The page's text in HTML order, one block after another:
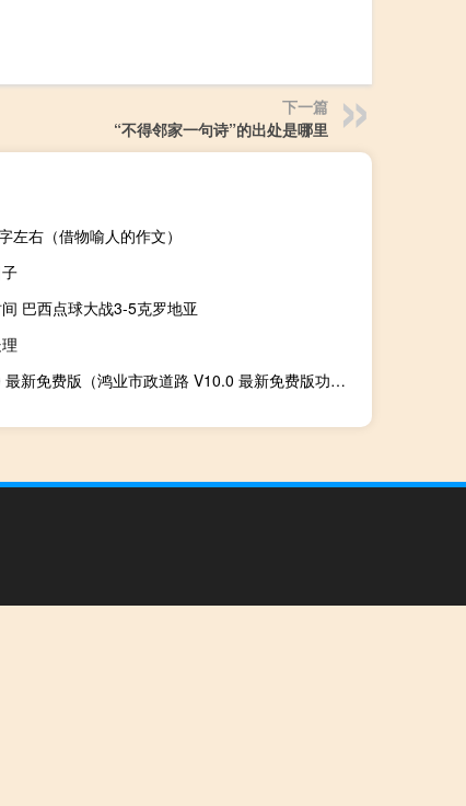
下一篇
“不得邻家一句诗”的出处是哪里
左右（借物喻人的作文）
巴西点球大战3-5克罗地亚
鸿业市政道路 V10.0 最新免费版（鸿业市政道路 V10.0 最新免费版功能简介）